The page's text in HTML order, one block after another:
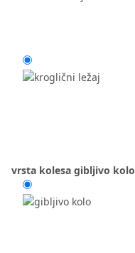
vrsta kolesa gibljivo kolo